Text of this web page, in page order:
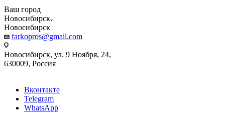
Ваш город
Новосибирск
Новосибирск
farkopros@gmail.com
Новосибирск, ул. 9 Ноября, 24,
630009, Россия
Вконтакте
Telegram
WhatsApp